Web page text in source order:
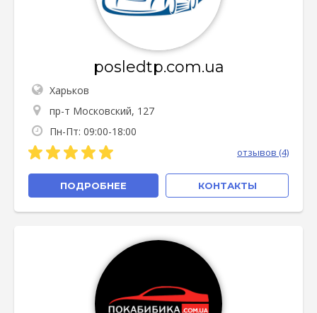
posledtp.com.ua
Харьков
пр-т Московский, 127
Пн-Пт: 09:00-18:00
отзывов (4)
ПОДРОБНЕЕ КОНТАКТЫ